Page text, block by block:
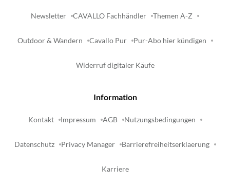
Newsletter CAVALLO Fachhändler Themen A-Z
Outdoor & Wandern Cavallo Pur Pur-Abo hier kündigen
Widerruf digitaler Käufe
Information
Kontakt Impressum AGB Nutzungsbedingungen
Datenschutz Privacy Manager Barrierefreiheitserklaerung
Karriere